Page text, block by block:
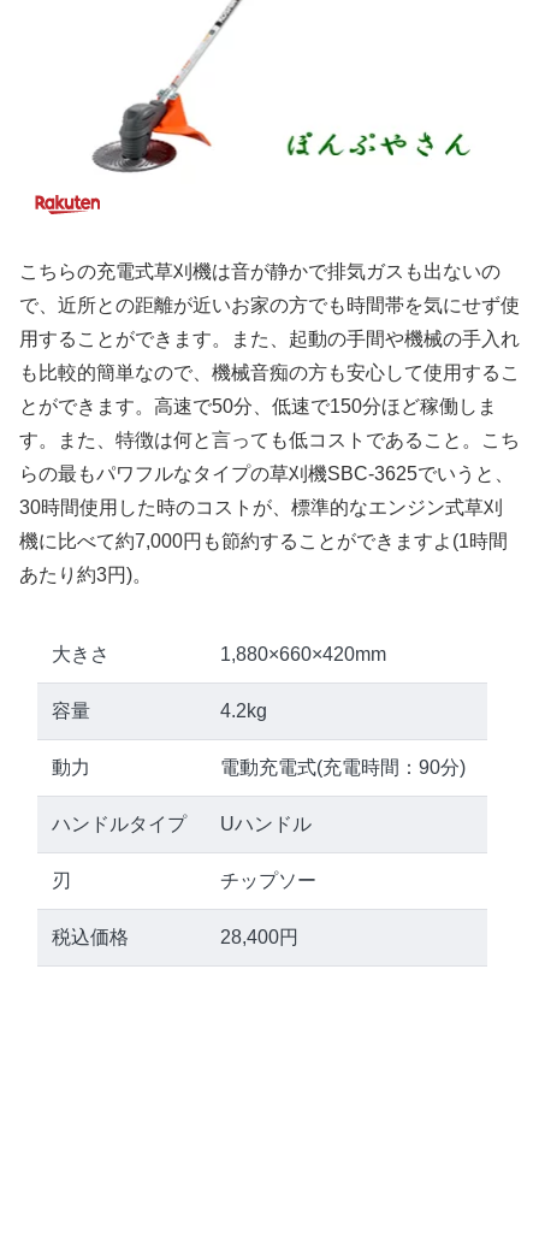
こちらの充電式草刈機は音が静かで排気ガスも出ないの
で、近所との距離が近いお家の方でも時間帯を気にせず使
用することができます。また、起動の手間や機械の手入れ
も比較的簡単なので、機械音痴の方も安心して使用するこ
とができます。高速で50分、低速で150分ほど稼働しま
す。また、特徴は何と言っても低コストであること。こち
らの最もパワフルなタイプの草刈機SBC-3625でいうと、
30時間使用した時のコストが、標準的なエンジン式草刈
機に比べて約7,000円も節約することができますよ(1時間
あたり約3円)。
大きさ 1,880×660×420mm
容量 4.2kg
動力 電動充電式(充電時間：90分)
ハンドルタイプ Uハンドル
刃 チップソー
税込価格 28,400円